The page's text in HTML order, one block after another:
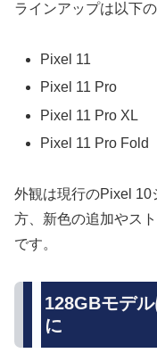
ラインアップは以下の
Pixel 11
Pixel 11 Pro
Pixel 11 Pro XL
Pixel 11 Pro Fold
外観は現行のPixel 10
方、新色の追加やス
です。
128GBモデ
に